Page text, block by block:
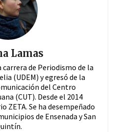
Lamas
de Periodismo de la
(UDEM) y egresó de la
del Centro
(CUT). Desde el 2014
ZETA. Se ha desempeñado
de Ensenada y San